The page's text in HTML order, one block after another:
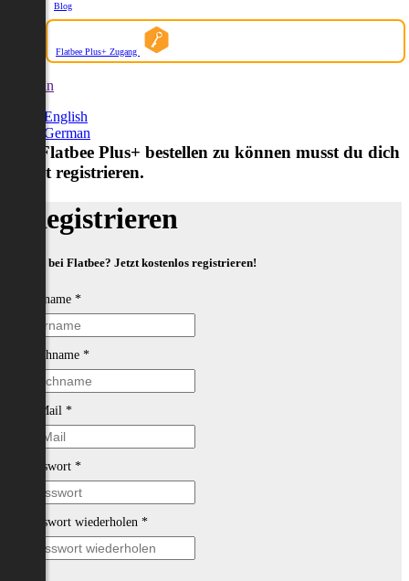
Blog
Flatbee Plus+ Zugang
German
English
German
Um Flatbee Plus+ bestellen zu können musst du dich
zuerst registrieren.
Registrieren
Neu bei Flatbee? Jetzt kostenlos registrieren!
Vorname *
Nachname *
E-Mail *
Passwort *
Passwort wiederholen *